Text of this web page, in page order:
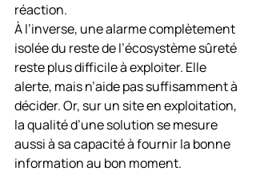
réaction.
À l’inverse, une alarme complètement
isolée du reste de l’écosystème sûreté
reste plus difficile à exploiter. Elle
alerte, mais n’aide pas suffisamment à
décider. Or, sur un site en exploitation,
la qualité d’une solution se mesure
aussi à sa capacité à fournir la bonne
information au bon moment.